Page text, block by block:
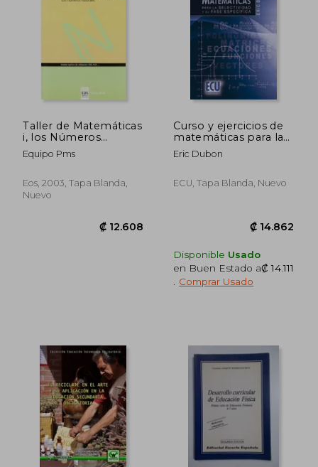
Taller de Matemáticas
i, los Números
Naturales, eso
Equipo Pms
Eos, 2003, Tapa Blanda,
Nuevo
₡ 12.608
Curso y ejercicios de
matemáticas para la
Selectividad y su fase
específica
Eric Dubon
ECU, Tapa Blanda, Nuevo
Disponible Usado
en Buen Estado a₡ 14.111
Comprar Usado